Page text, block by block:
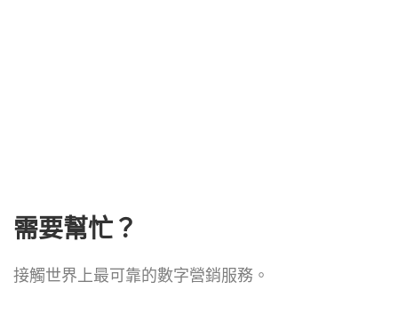
需要幫忙？
接觸世界上最可靠的數字營銷服務。